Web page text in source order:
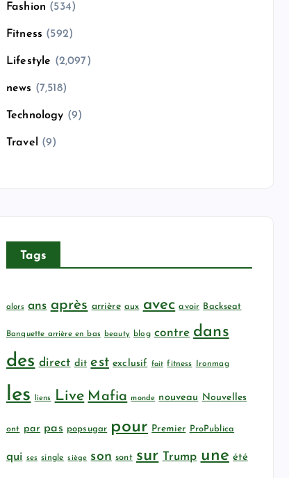
Fashion (534)
Fitness (592)
Lifestyle (2,097)
news (7,518)
Technology (9)
Travel (9)
Tags
alors ans après arrière aux avec avoir Backseat
Banquette arrière en bas beauty blog contre dans
des direct dit est exclusif fait fitness Ironmag
les liens Live Mafia monde nouveau Nouvelles
ont par pas popsugar pour Premier ProPublica
qui ses single siège son sont sur Trump une été